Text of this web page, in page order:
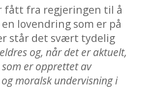
fått fra regjeringen til å
lovendring som er på
står det svært tydelig
og, når det er aktuelt,
er opprettet av
moralsk undervisning i